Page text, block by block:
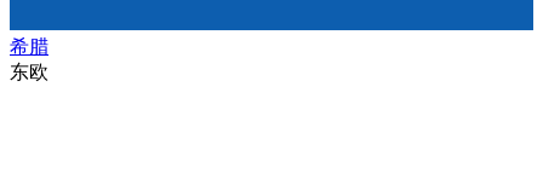
希腊
东欧